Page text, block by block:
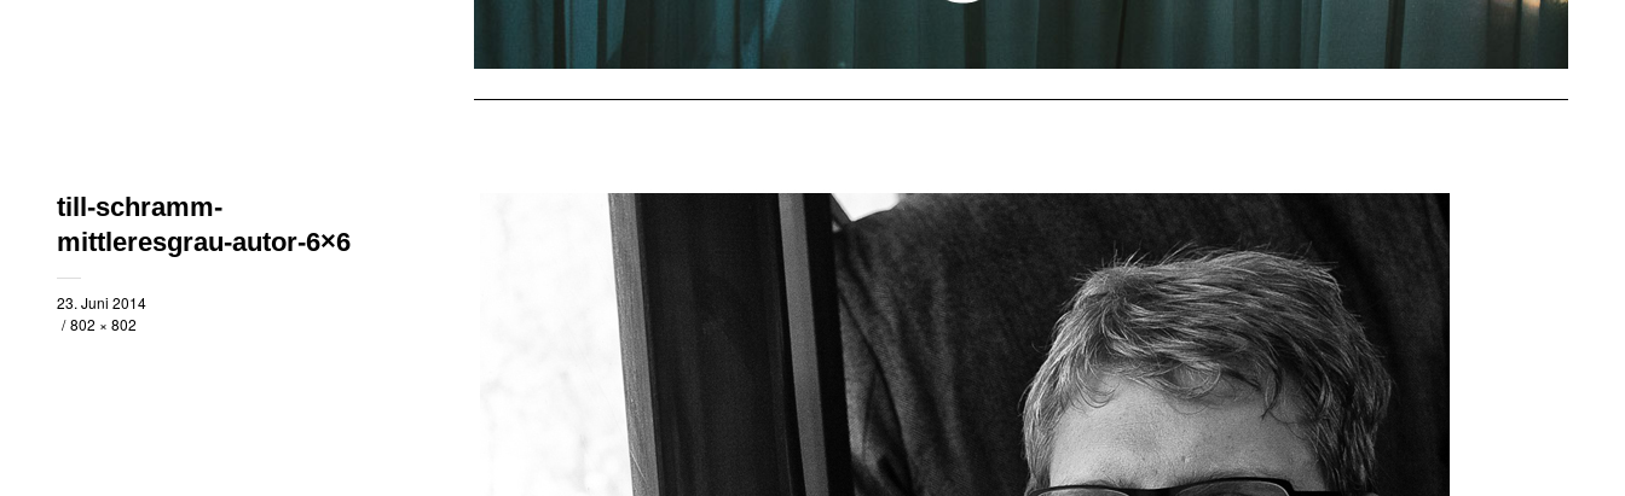
till-schramm-
mittleresgrau-autor-6×6
23. Juni 2014
802 × 802